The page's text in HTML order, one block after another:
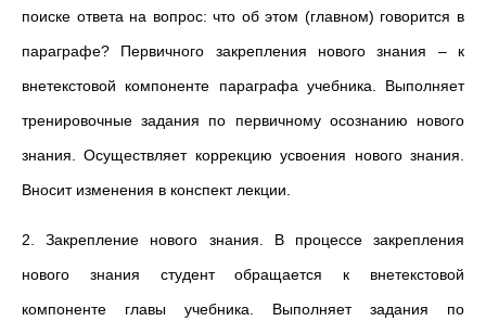
поиске ответа на вопрос: что об этом (главном) говорится в
параграфе? Первичного закрепления нового знания – к
внетекстовой компоненте параграфа учебника. Выполняет
тренировочные задания по первичному осознанию нового
знания. Осуществляет коррекцию усвоения нового знания.
Вносит изменения в конспект лекции.
2. Закрепление нового знания. В процессе закрепления
нового знания студент обращается к внетекстовой
компоненте главы учебника. Выполняет задания по